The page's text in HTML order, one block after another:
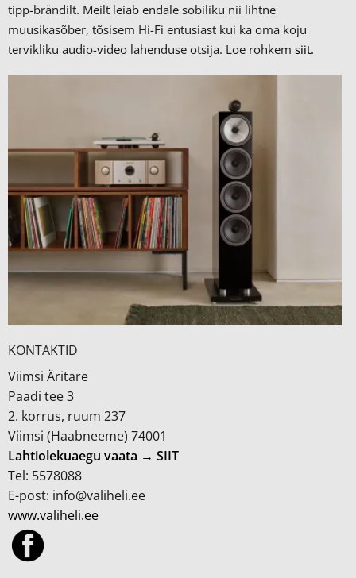
tipp-brändilt. Meilt leiab endale sobiliku nii lihtne
muusikasõber, tõsisem Hi-Fi entusiast kui ka oma koju
tervikliku audio-video lahenduse otsija. Loe rohkem siit.
KONTAKTID
Viimsi Äritare
Paadi tee 3
2. korrus, ruum 237
Viimsi (Haabneeme) 74001
Lahtiolekuaegu vaata → SIIT
Tel: 5578088
E-post: info@valiheli.ee
www.valiheli.ee